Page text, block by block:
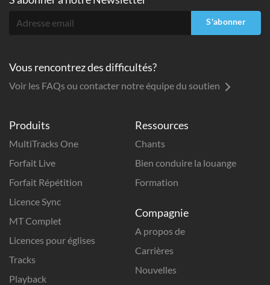
Produits
MultiTracks One
Forfait Live
Forfait Répétition
Licence Sync
MT Complet
Licences pour églises
Tracks
Playback
Ressources
Chants
Bien conduire la louange
Formation
Compagnie
A propos de
Carrières
Nouvelles
S'abonner
Vous rencontrez des difficultés?
Voir les FAQs ou contacter notre équipe du soutien